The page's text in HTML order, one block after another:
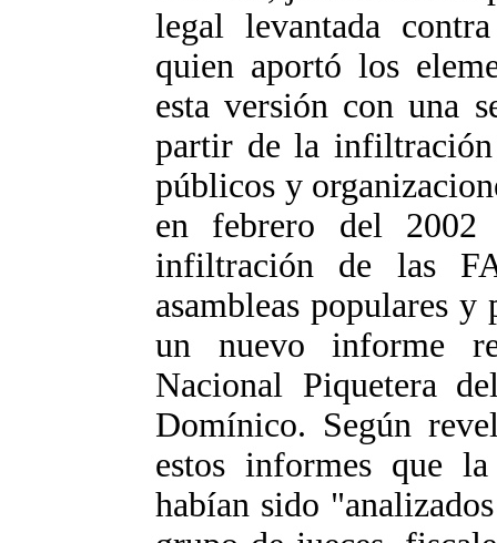
legal levantada
quien aportó los
esta versión con una
partir de la infiltración
públicos y
en febrero del 2002
infiltración de las
asambleas populares
un nuevo informe
Nacional Piquetera
Domínico. Según
estos informes que
habían sido